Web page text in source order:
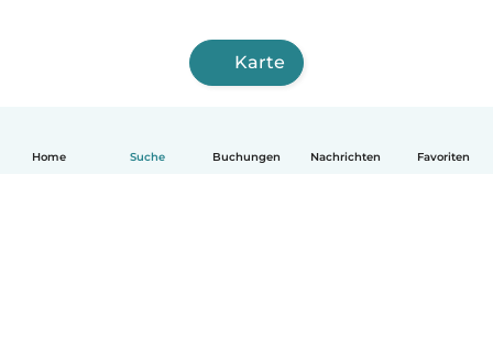
Home Suche Buchungen Nachrichten Favoriten
Karte